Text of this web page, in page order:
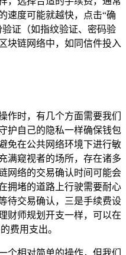
速度可能就越快，点击“确
证（如指纹验证、密码验
块链网络中，如同信件投入
作时，有几个方面需要我们
护自己的隐私一样确保钱包
免在公共网络环境下进行敏
满窥视者的场所，存在诸多
网络的交易确认时间可能会
拥堵的道路上行驶需要耐心
待交易确认，三是手续费设
财师规划开支一样，可以在
费用支出。